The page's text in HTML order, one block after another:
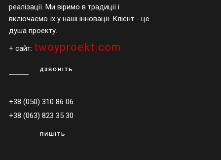
реалізації. Ми віримо в традиції і
включаємо їх у наші інновації. Клієнт - це
душа проекту.
+ сайт: twoyproekt.com
ДЗВОНІТЬ
+38 (050) 310 86 06
+38 (063) 823 35 30
ПИШІТЬ